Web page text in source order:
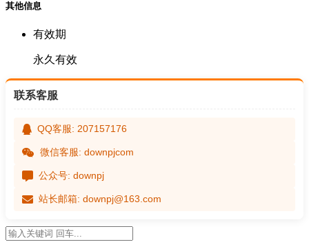
其他信息
有效期
永久有效
联系客服
QQ客服: 207157176
微信客服: downpjcom
公众号: downpj
站长邮箱: downpj@163.com